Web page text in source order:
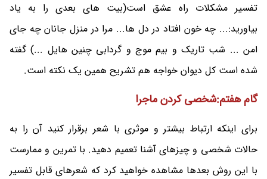
تفسیر مشکلات راه عشق است(بیت های بعدی را به یاد
بیاورید:... چه خون افتاد در دل ها... مرا در منزل جانان چه جای
امن ... شب تاریک و بیم موج و گردابی چنین هایل ...) گفته
شده است کل دیوان خواجه هم تشریح همین یک نکته است.
گام هفتم:شخصی کردن ماجرا
برای اینکه ارتباط بیشتر و موثری با شعر برقرار کنید آن را به
حالات شخصی و چیزهای آشنا تعمیم دهید. با تمرین و ممارست
با این روش بعدها مشاهده خواهید کرد که شعرهای قابل تفسیر